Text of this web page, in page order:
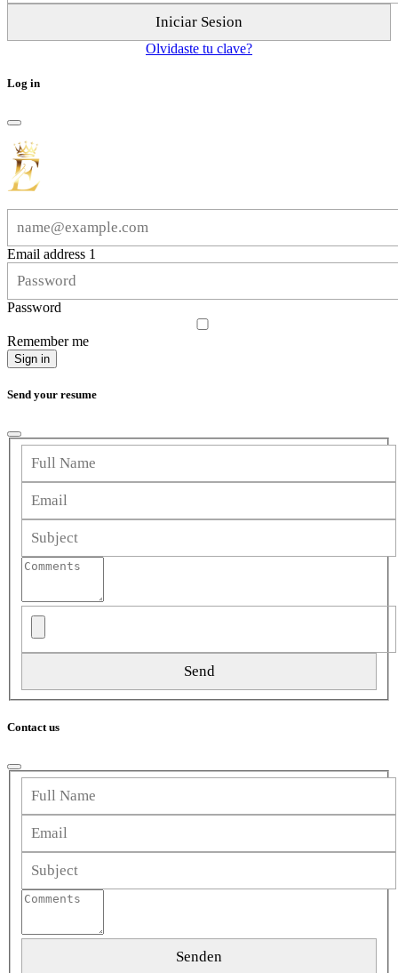
Olvidaste tu clave?
Log in
Email address 1
Password
Remember me
Sign in
Send your resume
Contact us